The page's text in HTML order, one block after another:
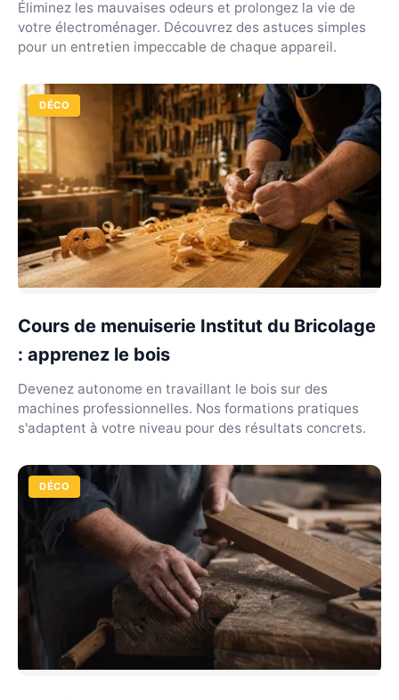
Éliminez les mauvaises odeurs et prolongez la vie de
votre électroménager. Découvrez des astuces simples
pour un entretien impeccable de chaque appareil.
DÉCO
Cours de menuiserie Institut du Bricolage
: apprenez le bois
Devenez autonome en travaillant le bois sur des
machines professionnelles. Nos formations pratiques
s'adaptent à votre niveau pour des résultats concrets.
DÉCO